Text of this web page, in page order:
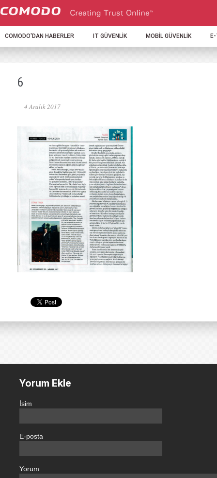
COMODO'DAN HABERLER IT GÜVENLİK MOBİL GÜVENLİK
6
4 Aralık 2017
Yorum Ekle
İsim
E-posta
Yorum